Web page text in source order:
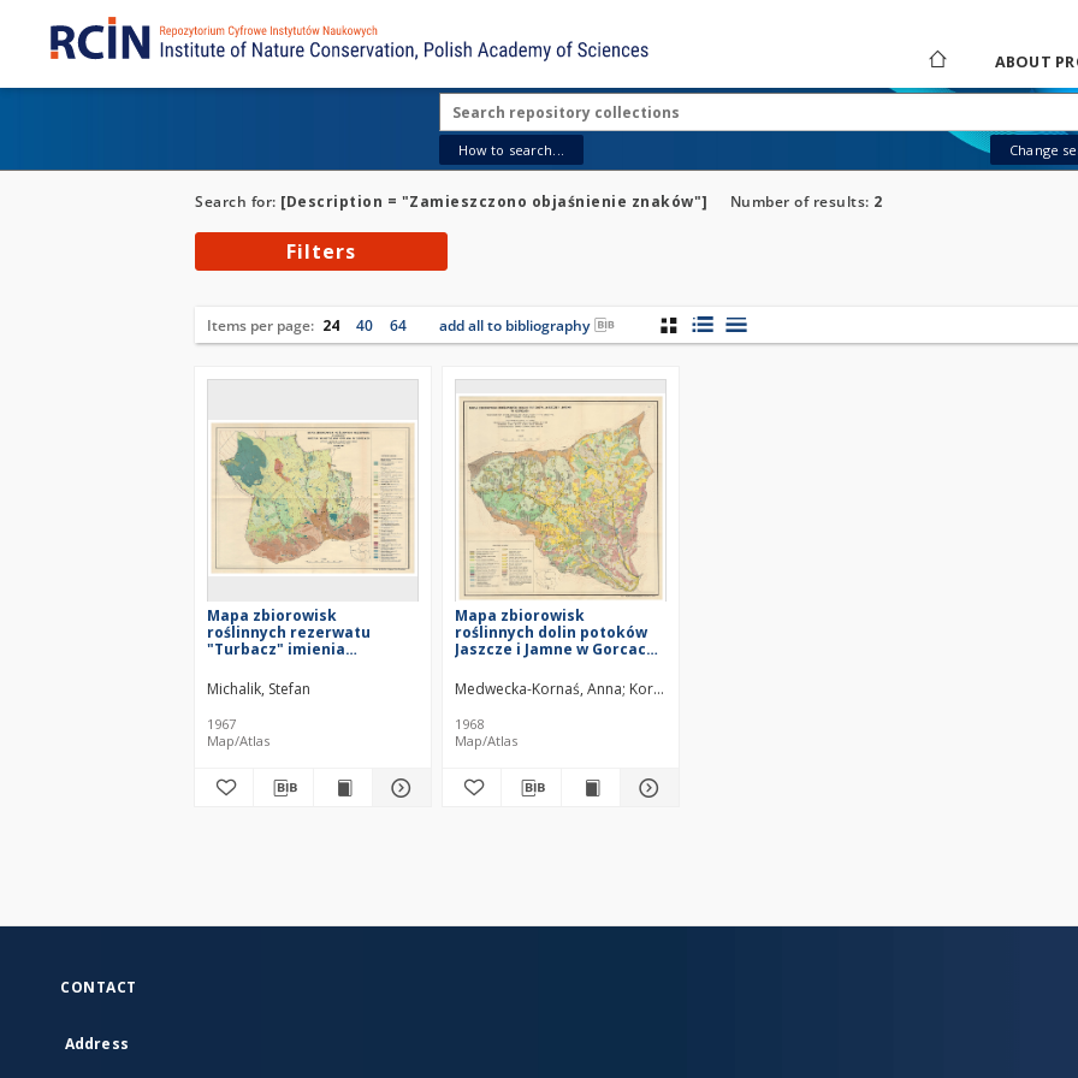
ABOUT
How to search... Change
Search for: [Description = "Zamieszczono objaśnienie znaków"] Number of results: 2
Filters
Items per page: 24 40 64 add all to bibliography
Mapa zbiorowisk
roślinnych rezerwatu
"Turbacz" imienia
Gorcach 1964
Michalik, Stefan
1967
Map/Atlas
Mapa zbiorowisk
roślinnych dolin potoków
Jaszcze i Jamne w Gorcach
Medwecka-Kornaś, Anna Kornaś, Jan
1968
Map/Atlas
CONTACT
Address